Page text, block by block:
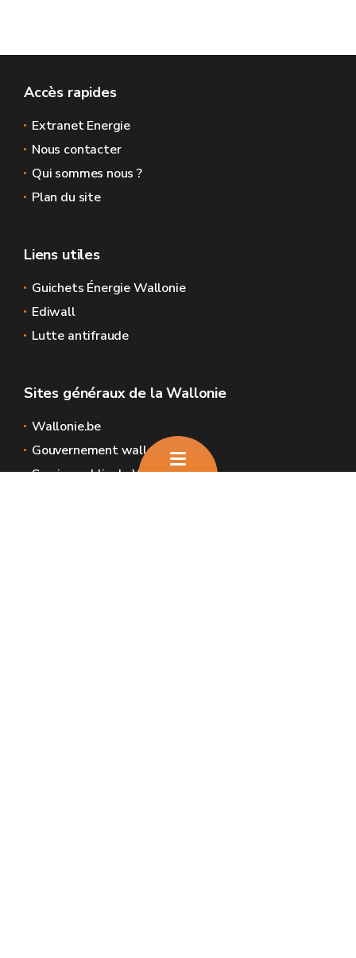
Accès rapides
Extranet Energie
Nous contacter
Qui sommes nous ?
Plan du site
Liens utiles
Guichets Énergie Wallonie
Ediwall
Lutte antifraude
Sites généraux de la Wallonie
Wallonie.be
Gouvernement wallon
Service public de Wallonie